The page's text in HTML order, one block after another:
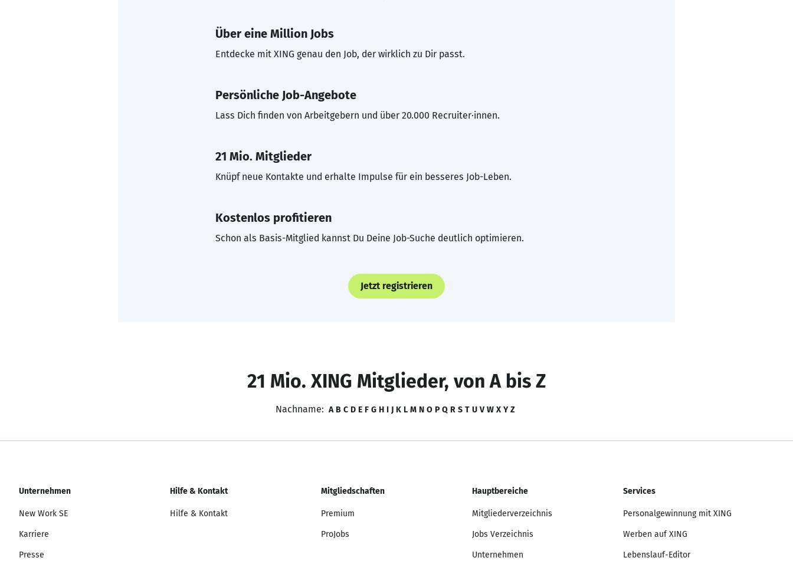
Über eine Million Jobs
Entdecke mit XING genau den Job, der wirklich zu Dir passt.
Persönliche Job-Angebote
Lass Dich finden von Arbeitgebern und über 20.000 Recruiter·innen.
21 Mio. Mitglieder
Knüpf neue Kontakte und erhalte Impulse für ein besseres Job-Leben.
Kostenlos profitieren
Schon als Basis-Mitglied kannst Du Deine Job-Suche deutlich optimieren.
Jetzt registrieren
21 Mio. XING Mitglieder, von A bis Z
Nachname: A B C D E F G H I J K L M N O P Q R S T U V W X Y Z
Unternehmen
New Work SE
Karriere
Presse
Hilfe & Kontakt
Hilfe & Kontakt
Mitgliedschaften
Premium
ProJobs
Hauptbereiche
Mitgliederverzeichnis
Jobs Verzeichnis
Unternehmen
Services
Personalgewinnung mit XING
Werben auf XING
Lebenslauf-Editor